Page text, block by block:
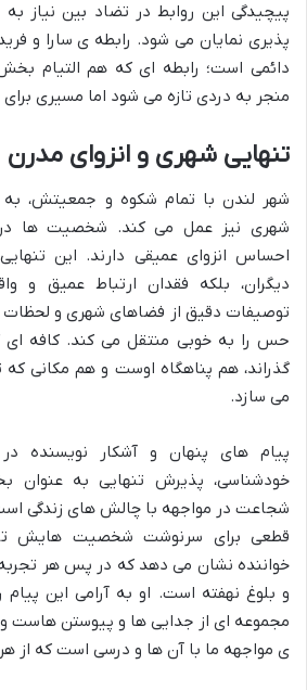
پیچیدگی این روابط در تضاد بین نیاز
پذیری نمایان می شود. رابطه ی سارا و
دائمی است؛ رابطه ای که هم التیام
منجر به دردی تازه می شود اما مسیری
تنهایی شهری و انزوای مدرن
شهر لندن با تمام شکوه و جمعیتش، به
شهری نیز عمل می کند. شخصیت ها در
احساس انزوای عمیقی دارند. این
دیگران، بلکه فقدان ارتباط عمیق و
توصیفات دقیق از فضاهای شهری و
حس را به خوبی منتقل می کند. کافه
گذراند، هم پناهگاه اوست و هم مکانی که
می سازد.
پیام های پنهان و آشکار نویسنده
خودشناسی، پذیرش تنهایی به عنوان
شجاعت در مواجهه با چالش های زندگی
قطعی برای سرنوشت شخصیت هایش
خواننده نشان می دهد که در پس هر تجربه
و بلوغ نهفته است. او به آرامی این پیام
مجموعه ای از جدایی ها و پیوستن هاست و
ی مواجهه ما با آن ها و درسی است که از